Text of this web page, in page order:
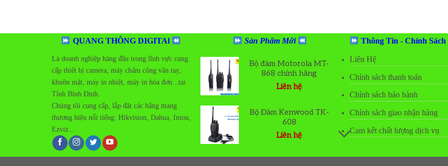
QUANG THÔNG DIGITAl
Là doanh nghiệp hàng đầu trong lĩnh vực cung
cấp thiết bị camera, máy chấm công vân tay,
khuôn mặt, máy in nhiệt, máy in hóa đơn...tại
Tỉnh Bình Định.
Chúng tôi cung cấp, lắp đặt các hãng mang
thương hiệu nổi tiếng: Hikvision, Dahua, Imou,
Ezviz...
Sản Phẩm Mới
wishlist
Bộ đàm Motorola MT-
868 chính hãng
Liên hệ
wishlist
Bộ Đàm Kenwood TK-
608
Liên hệ
Thông Tin - Chính Sách
Liên Hệ
Chính sách thanh toán
Chính sách bảo hành
Chính sách giao nhận hàng
Cam kết chất lượng dịch vụ